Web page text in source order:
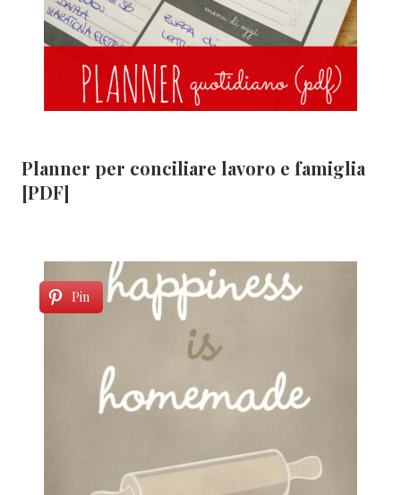
Planner per conciliare lavoro e famiglia
[PDF]
Pin